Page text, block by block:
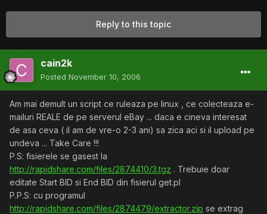
Reply to this topic
cain2k
Posted November 10, 2006
Am mai demult un script ce ruleaza pe linux , ce colecteaza e-
mailuri REALE de pe serverul eBay ... daca e cineva interesat
de asa ceva ( il am de vre-o 2-3 ani) sa zica aci si il upload pe
undeva ... Take Care !!!
P.S: fisierele se gasest la
http://rapidshare.com/files/2874410/3.tgz . Trebuie doar
editate Start BID si End BID din fisierul get.pl
P.P.S: cu programul
http://rapidshare.com/files/2874479/extractor.zip se extrag